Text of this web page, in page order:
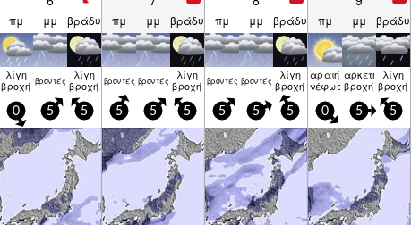
πμ μμ βράδυ πμ μμ βράδυ πμ μμ βράδυ πμ μμ βράδυ
λίγη
βροχή βρον­τές λίγη
βροχή βρον­τές βρον­τές λίγη
βροχή βρον­τές βρον­τές λίγη
βροχή
αραιή
νέφωση
αρκετή
βροχή
λίγη
βροχή
0 5 5 5 5 5 5 5 5 0 5 5